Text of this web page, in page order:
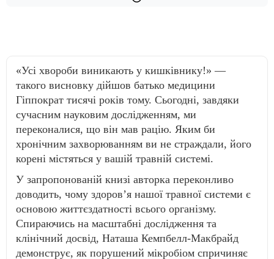
«Усі хвороби виникають у кишківнику!» —
такого висновку дійшов батько медицини
Гіппократ тисячі років тому. Сьогодні, завдяки
сучасним науковим дослідженням, ми
переконалися, що він мав рацію. Яким би
хронічним захворюванням ви не страждали, його
корені містяться у вашій травній системі.
У запропонованій книзі авторка переконливо
доводить, чому здоров’я нашої травної системи є
основою життєздатності всього організму.
Спираючись на масштабні дослідження та
клінічний досвід, Наташа Кемпбелл-Макбрайд
демонструє, як порушений мікробіом спричиняє